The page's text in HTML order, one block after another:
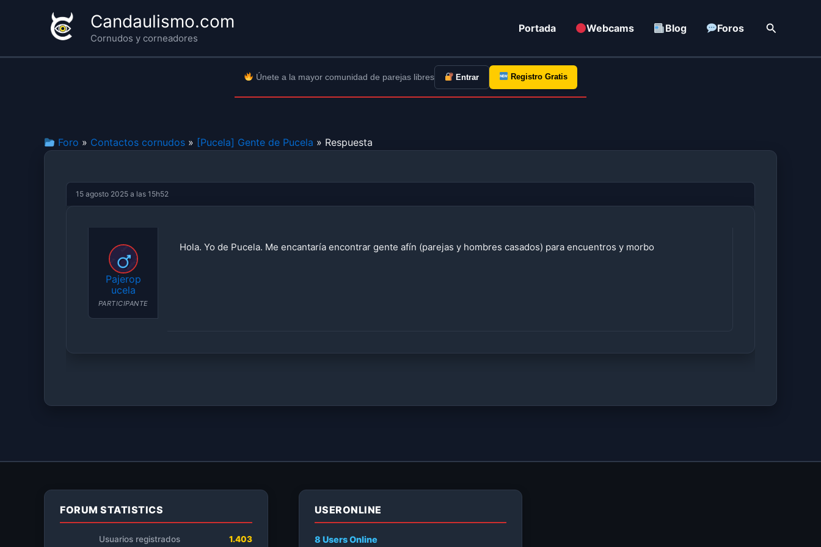
Candaulismo.com
Cornudos y corneadores
Portada Webcams Blog Foros Buscar
Únete a la mayor comunidad de parejas libres Entrar Registro Gratis
Foro » Contactos cornudos » [Pucela] Gente de Pucela » Respuesta
15 agosto 2025 a las 15h52
Pajerop
ucela
PARTICIPANTE
Hola. Yo de Pucela. Me encantaría encontrar gente afín (parejas y hombres casados) para encuentros y morbo
FORUM STATISTICS
Usuarios registrados 1.403
USERONLINE
8 UsersOnline